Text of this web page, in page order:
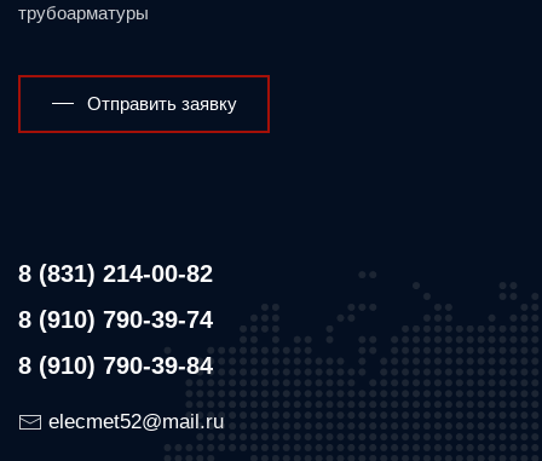
трубоарматуры
Отправить заявку
8 (831) 214-00-82
8 (910) 790-39-74
8 (910) 790-39-84
elecmet52@mail.ru